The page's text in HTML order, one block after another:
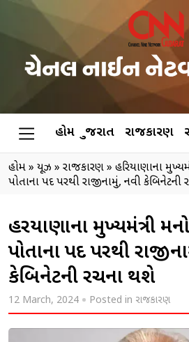
હોમ ગુજરાત રાજકારણ
હોમ» ન્યૂઝ » રાજકારણ» હરિયાણાના
પોતાના પદ પરથી રાજીનામું, નવી કેબિનેટની
હરિયાણાના મુખ્યમંત્રી
પોતાના પદ પરથી
કેબિનેટની રચના થશે
12 March, 2024 Posted in રાજકારણ